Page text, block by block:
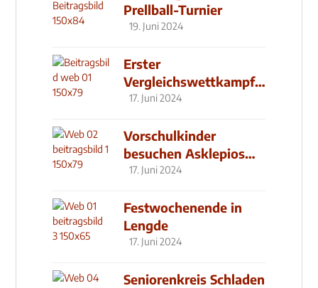
Prellball-Turnier
19. Juni 2024
Erster
Vergleichswettkampf
seit 2019
17. Juni 2024
Vorschulkinder
besuchen Asklepios
Klinik
17. Juni 2024
Festwochenende in
Lengde
17. Juni 2024
Seniorenkreis Schladen